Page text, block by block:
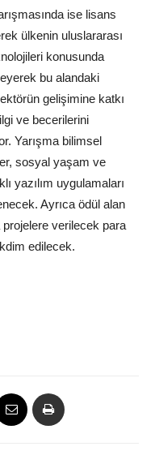
ise lisans
ülkenin uluslararası
konusunda
bu alandaki
gelişimine katkı
ve becerilerini
Yarışma bilimsel
sosyal yaşam ve
yazılım uygulamaları
Ayrıca ödül alan
projelere verilecek para
edilecek.